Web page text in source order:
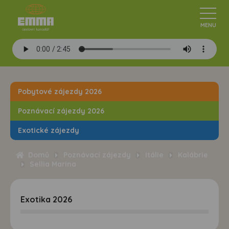
Pobytové zájezdy 2026
Poznávací zájezdy 2026
Exotické zájezdy
Exotika 2026